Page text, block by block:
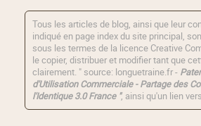
Tous les articles de blog, ainsi que leur
indiqué en page index du site principal,
sous les termes de la licence Creative
le copier, distribuer et modifier tant que
clairement. " source: longuetraine.fr -
d'Utilisation Commerciale - Partage des
l'Identique 3.0 France ", ainsi qu'un lien